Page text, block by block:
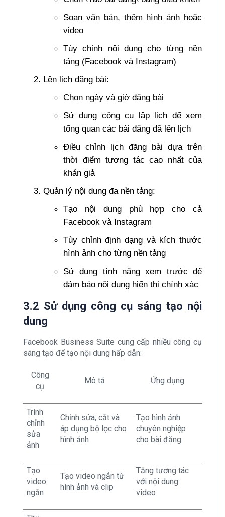
Soạn văn bản, thêm hình ảnh hoặc
video
Tùy chỉnh nội dung cho từng nền
tảng (Facebook và Instagram)
Lên lịch đăng bài:
Chọn ngày và giờ đăng bài
Sử dụng công cụ lập lịch để xem
tổng quan các bài đăng đã lên lịch
Điều chỉnh lịch đăng bài dựa trên
thời điểm tương tác cao nhất của
khán giả
Quản lý nội dung đa nền tảng:
Tạo nội dung phù hợp cho cả
Facebook và Instagram
Tùy chỉnh định dạng và kích thước
hình ảnh cho từng nền tảng
Sử dụng tính năng xem trước để
đảm bảo nội dung hiển thị chính xác
3.2 Sử dụng công cụ sáng tạo nội
dung
Facebook Business Suite cung cấp nhiều công cụ
sáng tạo để tạo nội dung hấp dẫn:
Công
cụ
Mô tả Ứng dụng
Trình
chỉnh
sửa
ảnh
Chỉnh sửa, cắt và
áp dụng bộ lọc cho
hình ảnh
Tạo hình ảnh
chuyên nghiệp
cho bài đăng
Tạo
video
ngắn
Tạo video ngắn từ
hình ảnh và clip
Tăng tương tác
với nội dung
video